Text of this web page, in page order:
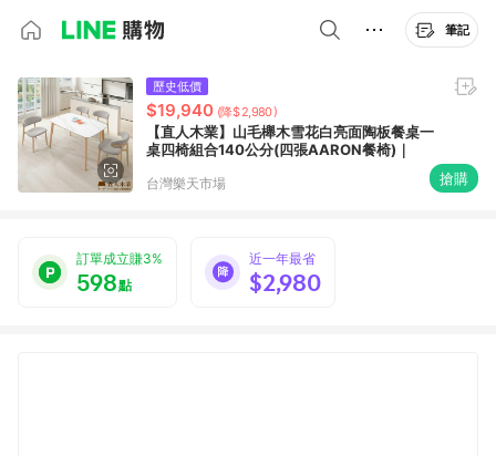
筆記
歷史低價
$19,940 (降$2,980)
【直人木業】山毛櫸木雪花白亮面陶板餐桌一
桌四椅組合140公分(四張AARON餐椅)｜
台灣樂天市場 搶購
訂單成立賺3%
598點
近一年最省
$2,980